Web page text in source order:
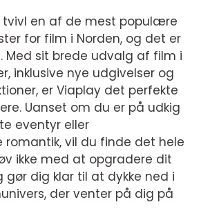
tvivl en af de mest populære
for film i Norden, og det er
Med sit brede udvalg af film i
inklusive nye udgivelser og
er Viaplay det perfekte
Uanset om du er på udkig
eventyr eller
romantik, vil du finde det hele
ikke med at opgradere dit
dig klar til at dykke ned i
der venter på dig på